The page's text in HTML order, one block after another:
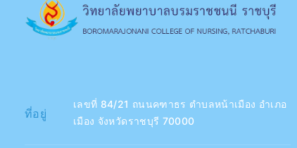
ที่อยู่
เลขที่ 84/21 ถนนคฑาธร ตำบลหน้าเมือง อำเภอ
เมือง จังหวัดราชบุรี 70000